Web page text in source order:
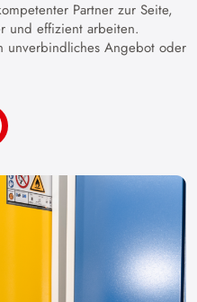
Partner zur Seite,
und effizient arbeiten.
unverbindliches Angebot oder